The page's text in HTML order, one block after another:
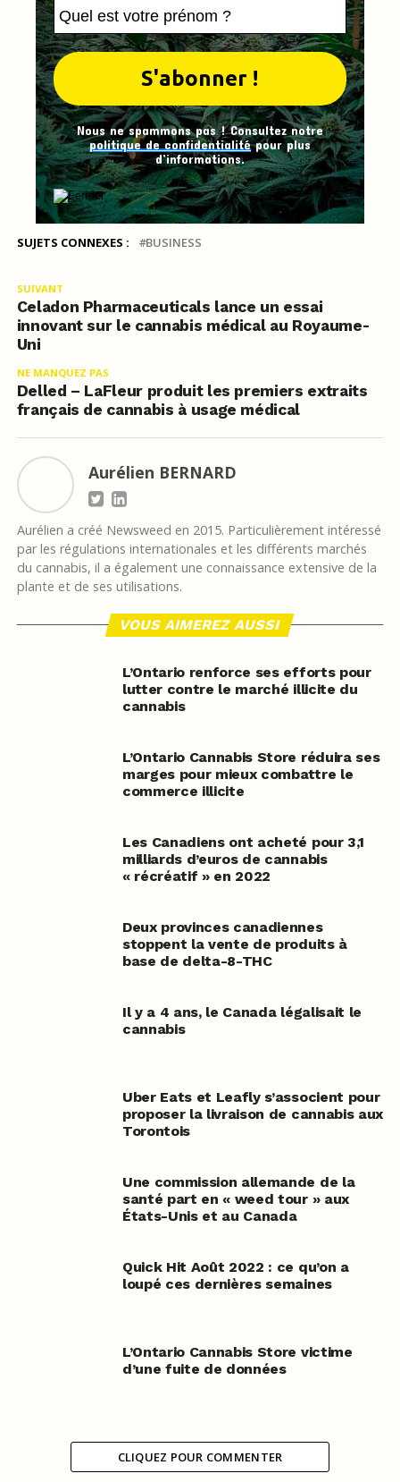
Nous ne spammons pas ! Consultez notre
politique de confidentialitépour plus
d’informations.
SUJETS CONNEXES : BUSINESS
SUIVANT
Celadon Pharmaceuticals lance un essai
innovant sur le cannabis médical au Royaume-
Uni
NE MANQUEZ PAS
Delled – LaFleur produit les premiers extraits
français de cannabis à usage médical
Aurélien BERNARD
Aurélien a créé Newsweed en 2015. Particulièrement intéressé
par les régulations internationales et les différents marchés
du cannabis, il a également une connaissance extensive de la
plante et de ses utilisations.
VOUS AIMEREZ AUSSI
L’Ontario renforce ses efforts pour
lutter contre le marché illicite du
cannabis
L’Ontario Cannabis Store réduira ses
marges pour mieux combattre le
commerce illicite
Les Canadiens ont acheté pour 3,1
milliards d’euros de cannabis
« récréatif » en 2022
Deux provinces canadiennes
stoppent la vente de produits à
base de delta-8-THC
Il y a 4 ans, le Canada légalisait le
cannabis
Uber Eats et Leafly s’associent pour
proposer la livraison de cannabis aux
Torontois
Une commission allemande de la
santé part en « weed tour » aux
États-Unis et au Canada
Quick Hit Août 2022 : ce qu’on a
loupé ces dernières semaines
L’Ontario Cannabis Store victime
d’une fuite de données
CLIQUEZ POUR COMMENTER